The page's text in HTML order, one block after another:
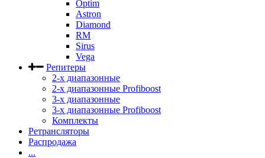
Optim
Astron
Diamond
RM
Sirus
Vega
Репитеры
2-х диапазонные
2-х диапазонные Profiboost
3-х диапазонные
3-х диапазонные Profiboost
Комплекты
Ретрансляторы
Распродажа
...